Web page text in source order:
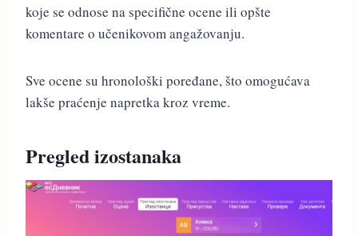
koje se odnose na specifične ocene ili opšte
komentare o učenikovom angažovanju.
Sve ocene su hronološki poređane, što omogućava
lakše praćenje napretka kroz vreme.
Pregled izostanaka